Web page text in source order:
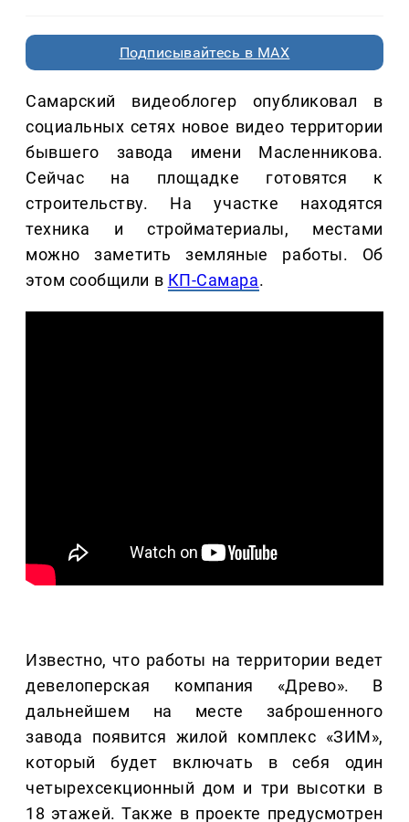
Подписывайтесь в MAX
Самарский видеоблогер опубликовал в
социальных сетях новое видео территории
бывшего завода имени Масленникова.
Сейчас на площадке готовятся к
строительству. На участке находятся
техника и стройматериалы, местами
можно заметить земляные работы. Об
этом сообщили в КП-Самара.
Известно, что работы на территории ведет
девелоперская компания «Древо». В
дальнейшем на месте заброшенного
завода появится жилой комплекс «ЗИМ»,
который будет включать в себя один
четырехсекционный дом и три высотки в
18 этажей. Также в проекте предусмотрен